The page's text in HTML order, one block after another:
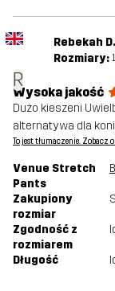
R
Rebekah D.
Rozmiary:
Wysoka jakość
Dużo kieszeni
alternatywa dla
To jest tłumaczenie. Zobacz
Venue Stretch
Pants
Zakupiony
rozmiar
S
Zgodność z
rozmiarem
Długość